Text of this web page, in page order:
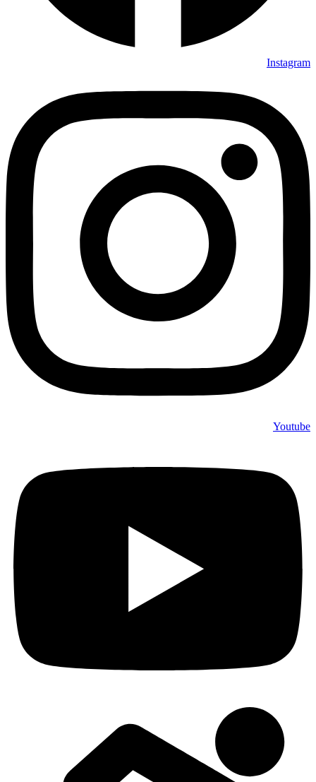
Instagram
Youtube